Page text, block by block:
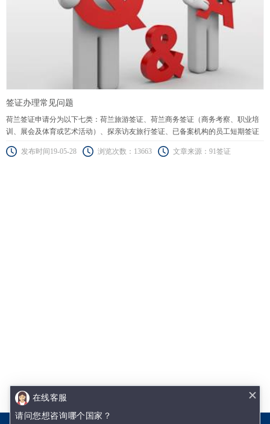
签证办理常见问题
荷兰签证申请分为以下七类：荷兰旅游签证、荷兰商务签证（商务考察、职业培
训、展会及体育或艺术活动）、探亲访友旅行签证、已备案机构的员工短期签证
发布时间19-05-28
浏览次数：13663 文章来源：91签证
办理美国商务签证需要邀请函吗
美国是发展大国之一，因此很多人需要去美国处理一些事情，这个时候需要请求
在线客服
请问您想咨询哪个国家？